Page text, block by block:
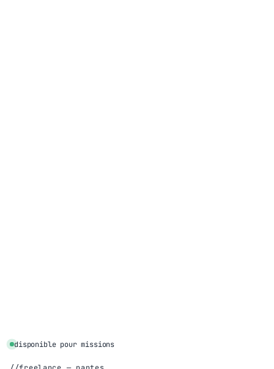
disponible pour missions